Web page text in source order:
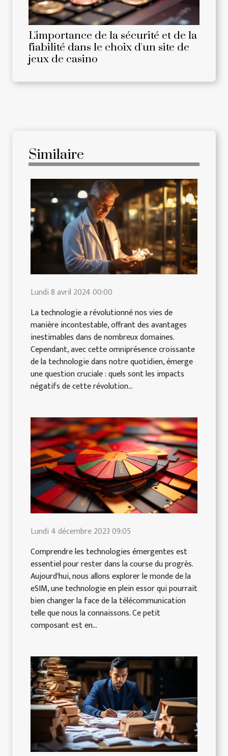
L'importance de la sécurité et de la
fiabilité dans le choix d'un site de
jeux de casino
Similaire
Lundi 8 avril 2024 00:00
La technologie a révolutionné nos vies de
manière incontestable, offrant des avantages
inestimables dans de nombreux domaines.
Cependant, avec cette omniprésence croissante
de la technologie dans notre quotidien, émerge
une question cruciale : quels sont les impacts
négatifs de cette révolution...
Lundi 4 décembre 2023 09:05
Comprendre les technologies émergentes est
essentiel pour rester dans la course du progrès.
Aujourd'hui, nous allons explorer le monde de la
eSIM, une technologie en plein essor qui pourrait
bien changer la face de la télécommunication
telle que nous la connaissons. Ce petit
composant est en...